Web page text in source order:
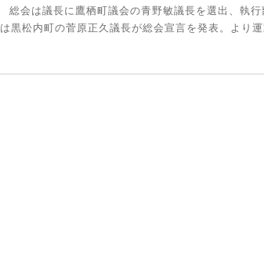
総会は議長に鷹栖町議会の青野敏議長を選出、執
は黒松内町の菅原正久議長が総会宣言を発表。よ